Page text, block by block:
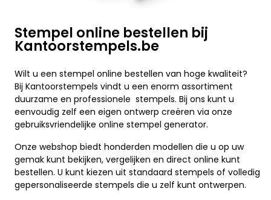
Stempel online bestellen bij
Kantoorstempels.be
Wilt u een stempel online bestellen van hoge kwaliteit?
Bij Kantoorstempels vindt u een enorm assortiment
duurzame en professionele stempels. Bij ons kunt u
eenvoudig zelf een eigen ontwerp creëren via onze
gebruiksvriendelijke online stempel generator.
Onze webshop biedt honderden modellen die u op uw
gemak kunt bekijken, vergelijken en direct online kunt
bestellen. U kunt kiezen uit standaard stempels of volledig
gepersonaliseerde stempels die u zelf kunt ontwerpen.